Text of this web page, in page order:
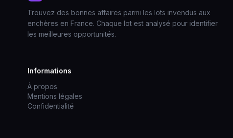
Trouvez des bonnes affaires parmi les lots invendus aux
enchères en France. Chaque lot est analysé pour identifier
les meilleures opportunités.
Informations
À propos
Mentions légales
Confidentialité